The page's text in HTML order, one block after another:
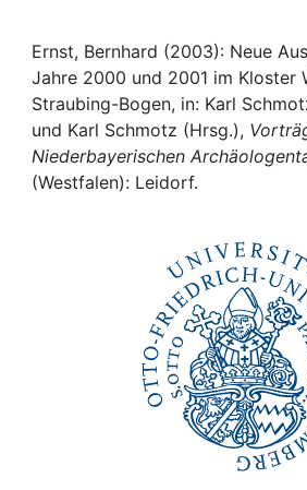
Awards
My FIS
Help
Ernst, Bernhard (2003): Neue
Jahre 2000 und 2001 im Kloster
Straubing-Bogen, in: Karl
und Karl Schmotz (Hrsg.),
Niederbayerischen
(Westfalen): Leidorf.